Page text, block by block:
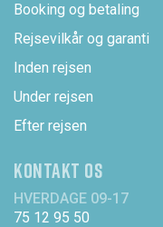
Booking og betaling
Rejsevilkår og garanti
Inden rejsen
Under rejsen
Efter rejsen
KONTAKT OS
HVERDAGE 09-17
75 12 95 50